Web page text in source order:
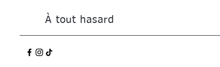
À tout hasard